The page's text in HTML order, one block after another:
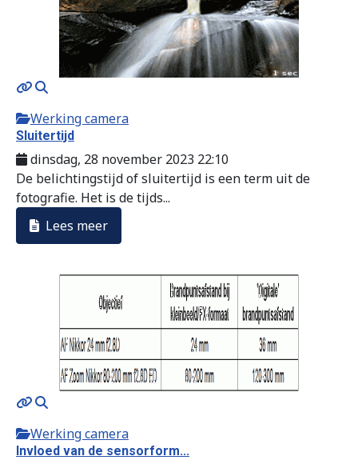
Werking camera
Sluitertijd
dinsdag, 28 november 2023 22:10
De belichtingstijd of sluitertijd is een term uit de
fotografie. Het is de tijds...
Lees meer
Werking camera
Invloed van de sensorform...